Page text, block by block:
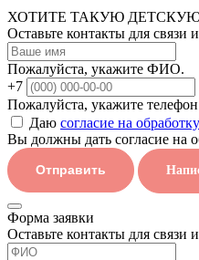
ХОТИТЕ ТАКУЮ
Оставьте контакты для
Пожалуйста, укажите ФИО.
+7
Пожалуйста, укажите
Даю согласие на
Вы должны дать согласие на
Отправить
Форма заявки
Оставьте контакты для